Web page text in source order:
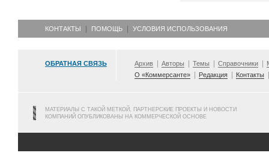
КОНТАКТЫ ПОМОЩЬ УСЛОВИЯ ИСПОЛЬЗОВАНИЯ
ОБРАТНАЯ СВЯЗЬ Архив Авторы Темы Справочники
О «Коммерсанте»
Редакция Контакты
МАТЕРИАЛЫ С ТАКОЙ МЕТКОЙ, ПАРТНЕРСКИЕ ПРОЕКТЫ И НОВОСТИ
КОМПАНИЙ ОПУБЛИКОВАНЫ НА КОММЕРЧЕСКОЙ ОСНОВЕ